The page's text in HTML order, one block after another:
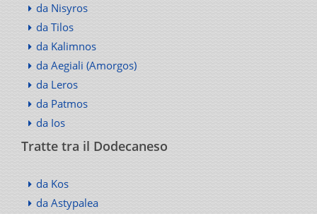
da Nisyros
da Tilos
da Kalimnos
da Aegiali (Amorgos)
da Leros
da Patmos
da Ios
Tratte tra il Dodecaneso
da Kos
da Astypalea